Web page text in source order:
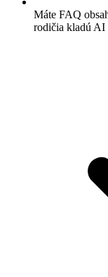
Máte FAQ
rodičia kladú AI